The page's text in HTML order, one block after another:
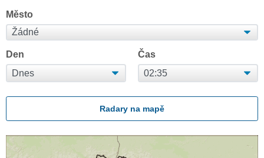
Město
Den Čas
Radary na mapě